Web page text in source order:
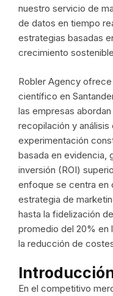
nuestro servicio de
de datos en tiempo
estrategias basadas
crecimiento
Robler Agency
científico en
las empresas
recopilación y
experimentación
basada en evidencia,
inversión (ROI)
enfoque se centra en
estrategia de
hasta la fidelización
promedio del 20% en
la reducción de
En el competitivo